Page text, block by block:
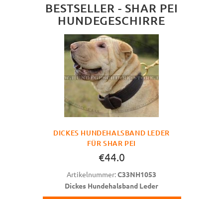
BESTSELLER - SHAR PEI
HUNDEGESCHIRRE
DICKES HUNDEHALSBAND LEDER
FÜR SHAR PEI
€44.0
Artikelnummer:C33NH1053
Dickes Hundehalsband Leder